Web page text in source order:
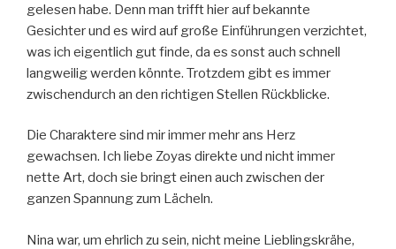
gelesen habe. Denn man trifft hier auf bekannte
Gesichter und es wird auf große Einführungen verzichtet,
was ich eigentlich gut finde, da es sonst auch schnell
langweilig werden könnte. Trotzdem gibt es immer
zwischendurch an den richtigen Stellen Rückblicke.
Die Charaktere sind mir immer mehr ans Herz
gewachsen. Ich liebe Zoyas direkte und nicht immer
nette Art, doch sie bringt einen auch zwischen der
ganzen Spannung zum Lächeln.
Nina war, um ehrlich zu sein, nicht meine Lieblingskrähe,